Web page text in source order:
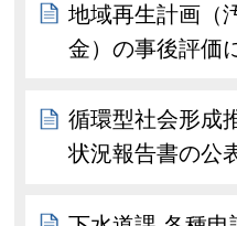
地域再生計画（
金）の事後評価
循環型社会形成
状況報告書の公